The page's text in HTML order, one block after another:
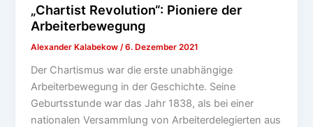
„Chartist Revolution“: Pioniere der
Arbeiterbewegung
Alexander Kalabekow/6. Dezember 2021
Der Chartismus war die erste unabhängige
Arbeiterbewegung in der Geschichte. Seine
Geburtsstunde war das Jahr 1838, als bei einer
nationalen Versammlung von Arbeiterdelegierten aus